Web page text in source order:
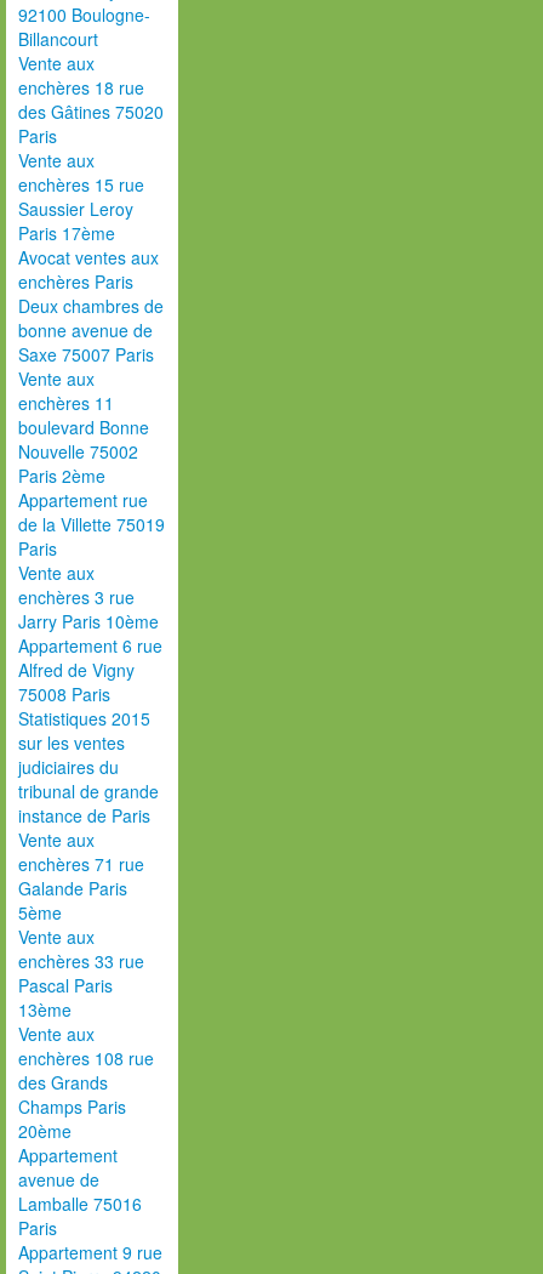
92100 Boulogne-
Billancourt
Vente aux
enchères 18 rue
des Gâtines 75020
Paris
Vente aux
enchères 15 rue
Saussier Leroy
Paris 17ème
Avocat ventes aux
enchères Paris
Deux chambres de
bonne avenue de
Saxe 75007 Paris
Vente aux
enchères 11
boulevard Bonne
Nouvelle 75002
Paris 2ème
Appartement rue
de la Villette 75019
Paris
Vente aux
enchères 3 rue
Jarry Paris 10ème
Appartement 6 rue
Alfred de Vigny
75008 Paris
Statistiques 2015
sur les ventes
judiciaires du
tribunal de grande
instance de Paris
Vente aux
enchères 71 rue
Galande Paris
5ème
Vente aux
enchères 33 rue
Pascal Paris
13ème
Vente aux
enchères 108 rue
des Grands
Champs Paris
20ème
Appartement
avenue de
Lamballe 75016
Paris
Appartement 9 rue